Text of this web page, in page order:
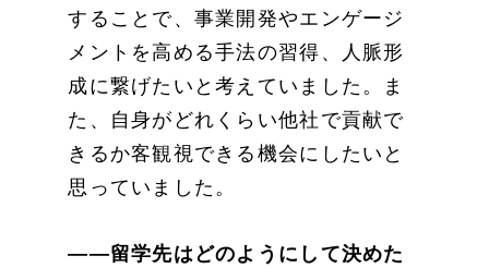
することで、事業開発やエンゲージ
メントを高める手法の習得、人脈形
成に繋げたいと考えていました。ま
た、自身がどれくらい他社で貢献で
きるか客観視できる機会にしたいと
思っていました。
——留学先はどのようにして決めた